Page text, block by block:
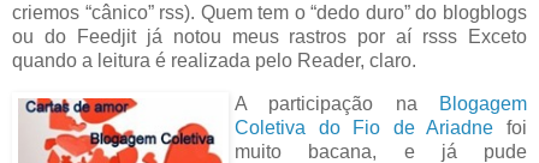
criemos “cânico” rss). Quem tem o “dedo duro” do blogblogs
ou do Feedjit já notou meus rastros por aí rsss Exceto
quando a leitura é realizada pelo Reader, claro.
A participação na
Blogagem
Coletiva do Fio de Ariadne foi
muito bacana, e já pude